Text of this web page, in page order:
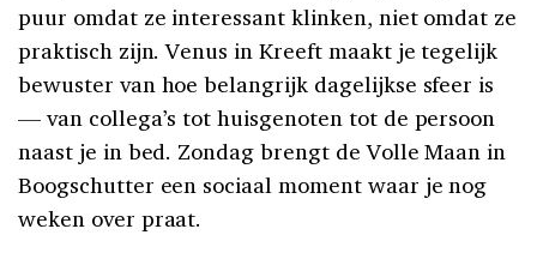
puur omdat ze interessant klinken, niet omdat ze
praktisch zijn. Venus in Kreeft maakt je tegelijk
bewuster van hoe belangrijk dagelijkse sfeer is
— van collega’s tot huisgenoten tot de persoon
naast je in bed. Zondag brengt de Volle Maan in
Boogschutter een sociaal moment waar je nog
weken over praat.